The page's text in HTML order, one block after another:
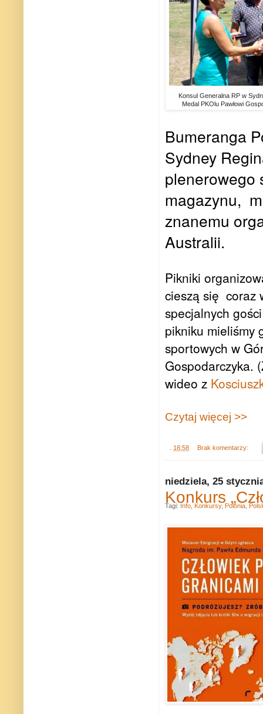
Konsul Generalna RP w
Medal PKOlu Pawłowi
Bumeranga
Sydney
plenerowego
magazynu,
znanemu
Australii.
Pikniki
cieszą się coraz
specjalnych
pikniku mieliśmy
sportowych w
Gospodarczyka.
wideo z
Czytaj więcej >>
18:58 Brak komentarzy:
niedziela, 25
Konkurs
Tagi: Info Konkursy, Polonia